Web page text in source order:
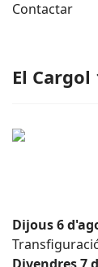
Contactar
El Cargol
Dijous 6